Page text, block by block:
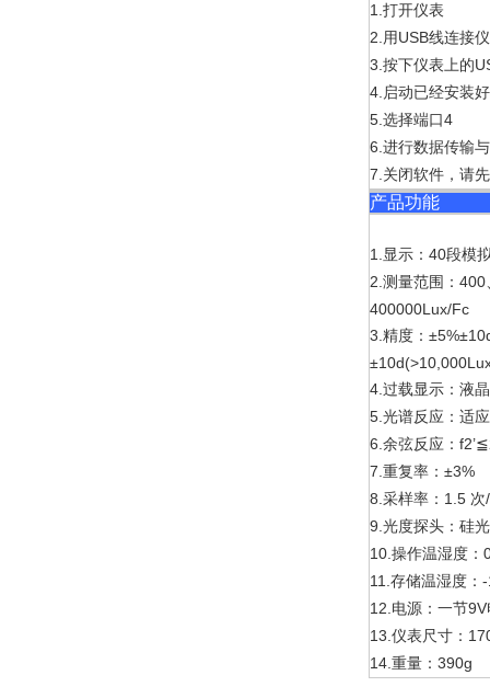
1.打开仪表
2. 用 USB线连接
3.按下仪表上的
4. 启动已经安装
5.选择端口4
6.进行数据传输
7. 关闭软件，请
产品功能
1. 显示：40段模
2.测量范围：400
400000Lux/Fc
3.精度：
4.过载显示：液
5.光谱反应：适
6.余弦反应：f2’≦
7.重复率：±3%
8.采样率： 1.5 次/
9.光度探头：硅
10.操作温湿度：
11.存储温湿度：
12. 电源：一节9V
13.仪表尺寸：
14.重量：390g